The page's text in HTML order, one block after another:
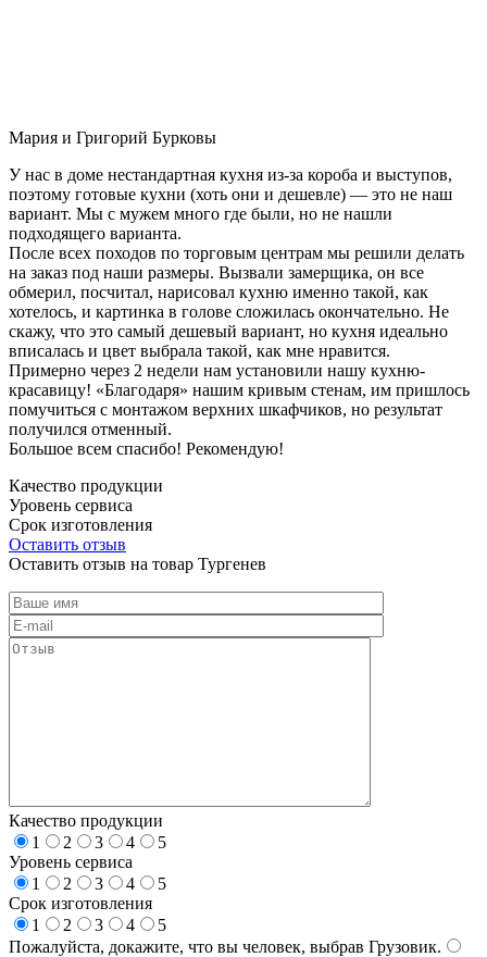
Мария и Григорий Бурковы
У нас в доме нестандартная кухня из-за короба и выступов,
поэтому готовые кухни (хоть они и дешевле) — это не наш
вариант. Мы с мужем много где были, но не нашли
подходящего варианта.
После всех походов по торговым центрам мы решили делать
на заказ под наши размеры. Вызвали замерщика, он все
обмерил, посчитал, нарисовал кухню именно такой, как
хотелось, и картинка в голове сложилась окончательно. Не
скажу, что это самый дешевый вариант, но кухня идеально
вписалась и цвет выбрала такой, как мне нравится.
Примерно через 2 недели нам установили нашу кухню-
красавицу! «Благодаря» нашим кривым стенам, им пришлось
помучиться с монтажом верхних шкафчиков, но результат
получился отменный.
Большое всем спасибо! Рекомендую!
Качество продукции
Уровень сервиса
Срок изготовления
Оставить отзыв
Оставить отзыв на товар Тургенев
Качество продукции
1
2 3 4
5
Уровень сервиса
1
2 3 4
5
Срок изготовления
1
2 3 4
5
Пожалуйста, докажите, что вы человек, выбрав Грузовик.